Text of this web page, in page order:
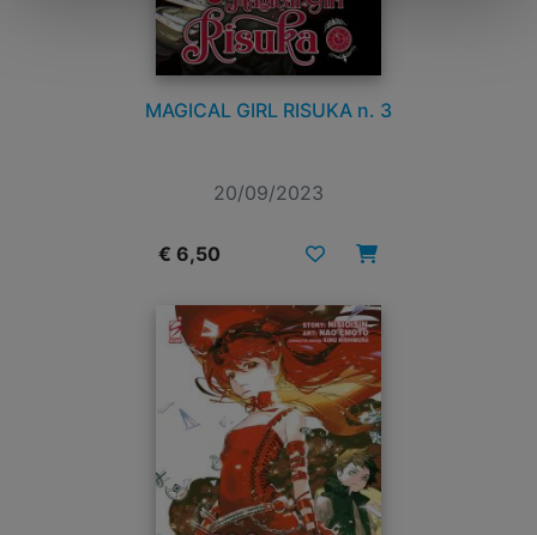
MAGICAL GIRL RISUKA n. 3
20/09/2023
€ 6,50